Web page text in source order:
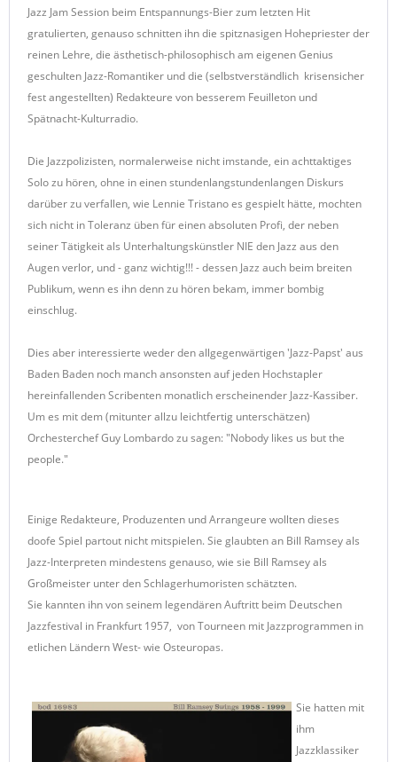
Jazz Jam Session beim Entspannungs-Bier zum letzten Hit
gratulierten, genauso schnitten ihn die spitznasigen Hohepriester der
reinen Lehre, die ästhetisch-philosophisch am eigenen Genius
geschulten Jazz-Romantiker und die (selbstverständlich krisensicher
fest angestellten) Redakteure von besserem Feuilleton und
Spätnacht-Kulturradio.
Die Jazzpolizisten, normalerweise nicht imstande, ein achttaktiges
Solo zu hören, ohne in einen stundenlangstundenlangen Diskurs
darüber zu verfallen, wie Lennie Tristano es gespielt hätte, mochten
sich nicht in Toleranz üben für einen absoluten Profi, der neben
seiner Tätigkeit als Unterhaltungskünstler NIE den Jazz aus den
Augen verlor, und - ganz wichtig!!! - dessen Jazz auch beim breiten
Publikum, wenn es ihn denn zu hören bekam, immer bombig
einschlug.
Dies aber interessierte weder den allgegenwärtigen 'Jazz-Papst' aus
Baden Baden noch manch ansonsten auf jeden Hochstapler
hereinfallenden Scribenten monatlich erscheinender Jazz-Kassiber.
Um es mit dem (mitunter allzu leichtfertig unterschätzen)
Orchesterchef Guy Lombardo zu sagen: "Nobody likes us but the
people."
Einige Redakteure, Produzenten und Arrangeure wollten dieses
doofe Spiel partout nicht mitspielen. Sie glaubten an Bill Ramsey als
Jazz-Interpreten mindestens genauso, wie sie Bill Ramsey als
Großmeister unter den Schlagerhumoristen schätzten.
Sie kannten ihn von seinem legendären Auftritt beim Deutschen
Jazzfestival in Frankfurt 1957, von Tourneen mit Jazzprogrammen in
etlichen Ländern West- wie Osteuropas.
Sie hatten mit
ihm
Jazzklassiker